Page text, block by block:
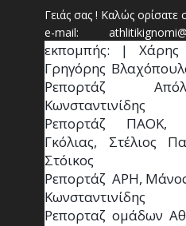
Γειάς σας ! Καλώς
e-mail: athlit
εκπομπής: | Χάρης
Γρηγόρης
Ρεπορτάζ
Ρεπορτάζ ΠΑΟΚ,
Γκόλιας, Στέλιος
Στόικος
Ρεπορτάζ  ΑΡΗ,
Κωνσταντινίδης
Ρεπορταζ ομάδων